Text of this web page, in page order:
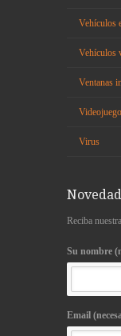
Vehículos
Vehículos
Ventanas
Virus
Reciba
Su nombre
Email